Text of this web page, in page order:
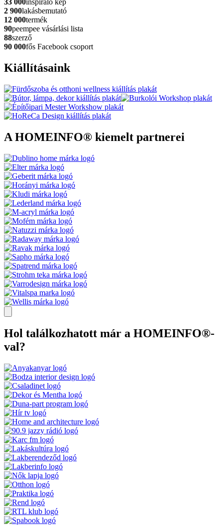
33 000inspiráló kép
2 900lakásbemutató
12 000termék
90peempee vásárlási lista
88szerző
90 000fős Facebook csoport
Kiállításaink
A HOMEINFO® kiemelt partnerei
Hol találkozhatott már a HOMEINFO®-
val?